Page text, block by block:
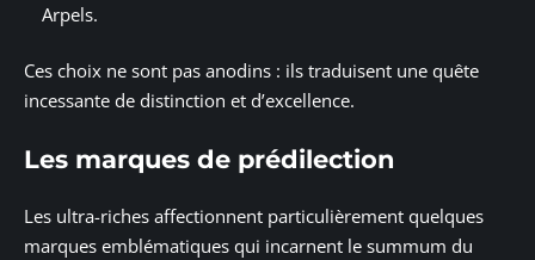
Arpels.
Ces choix ne sont pas anodins : ils traduisent une quête
incessante de distinction et d’excellence.
Les marques de prédilection
Les ultra-riches affectionnent particulièrement quelques
marques emblématiques qui incarnent le summum du